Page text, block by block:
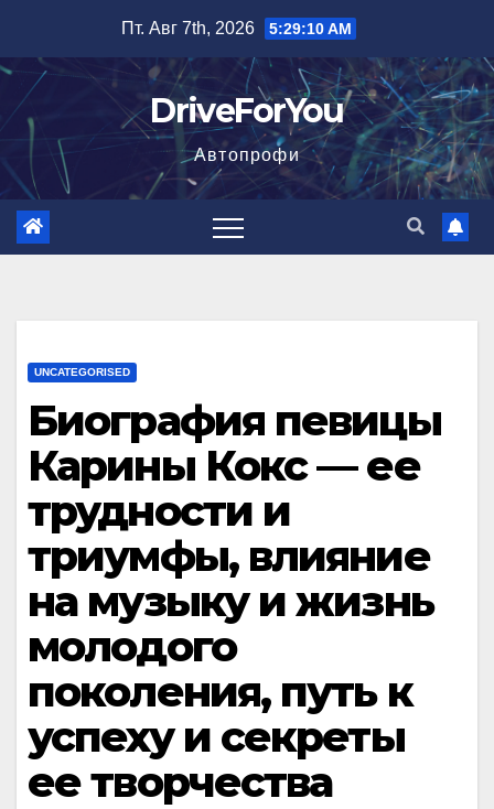
содержимому
Пт. Авг 7th, 2026 5:29:11 AM
DriveForYou
Автопрофи
UNCATEGORISED
Биография певицы
Карины Кокс — ее
трудности и
триумфы, влияние
на музыку и жизнь
молодого
поколения, путь к
успеху и секреты
ее творчества